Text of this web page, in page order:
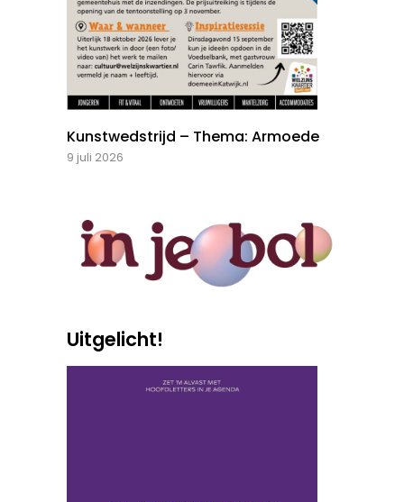
Kunstwedstrijd – Thema: Armoede
9 juli 2026
Uitgelicht!